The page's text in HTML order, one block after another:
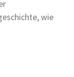
wie